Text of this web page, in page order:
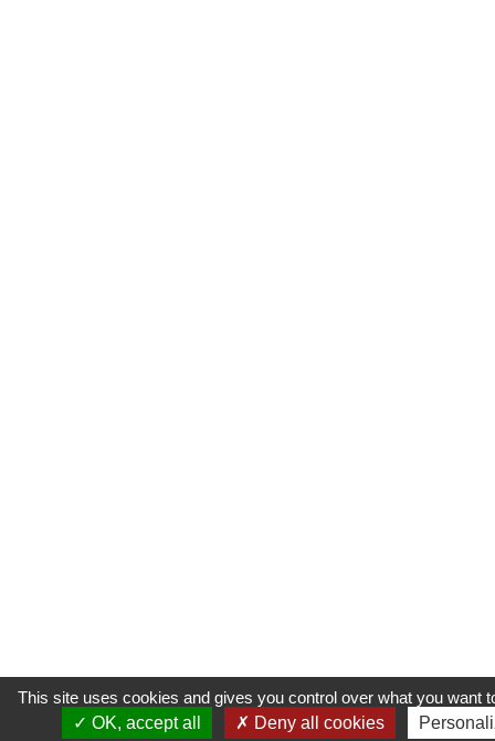
This site uses cookies and gives you control over what you want
OK, accept all
Deny all cookies